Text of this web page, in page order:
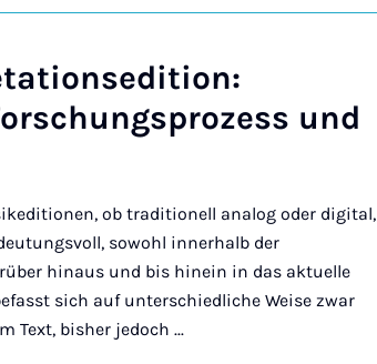
und
ob traditionell analog oder digital,
sowohl innerhalb der
hinaus und bis hinein in das aktuelle
sich auf unterschiedliche Weise zwar
Text, bisher jedoch ...